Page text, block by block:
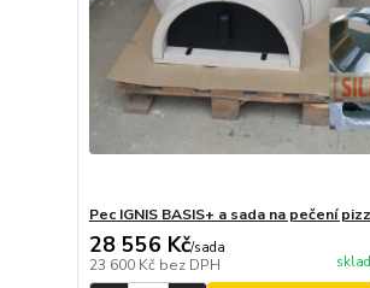
Pec IGNIS BASIS+ a sada na pečení
28 556 Kč/sada
23 600 Kč bez DPH